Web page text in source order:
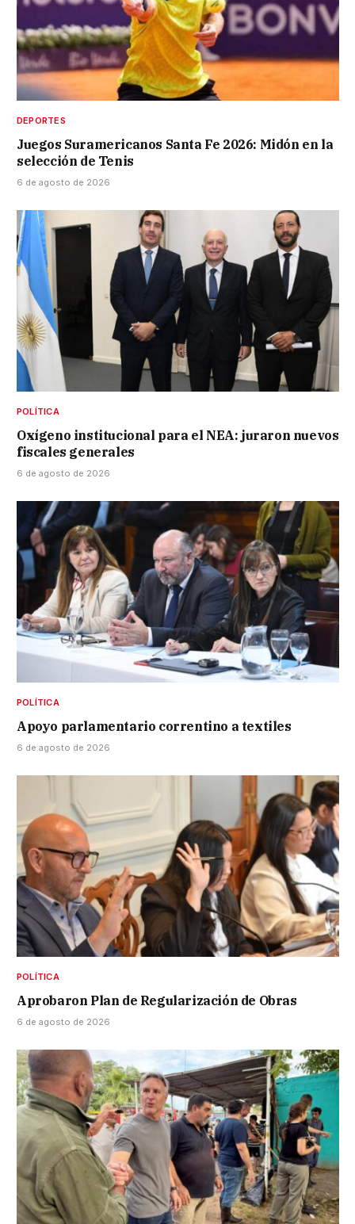
DEPORTES
Juegos Suramericanos Santa Fe 2026: Midón en la
selección de Tenis
6 de agosto de 2026
POLÍTICA
Oxígeno institucional para el NEA: juraron nuevos
fiscales generales
6 de agosto de 2026
POLÍTICA
Apoyo parlamentario correntino a textiles
6 de agosto de 2026
POLÍTICA
Aprobaron Plan de Regularización de Obras
6 de agosto de 2026